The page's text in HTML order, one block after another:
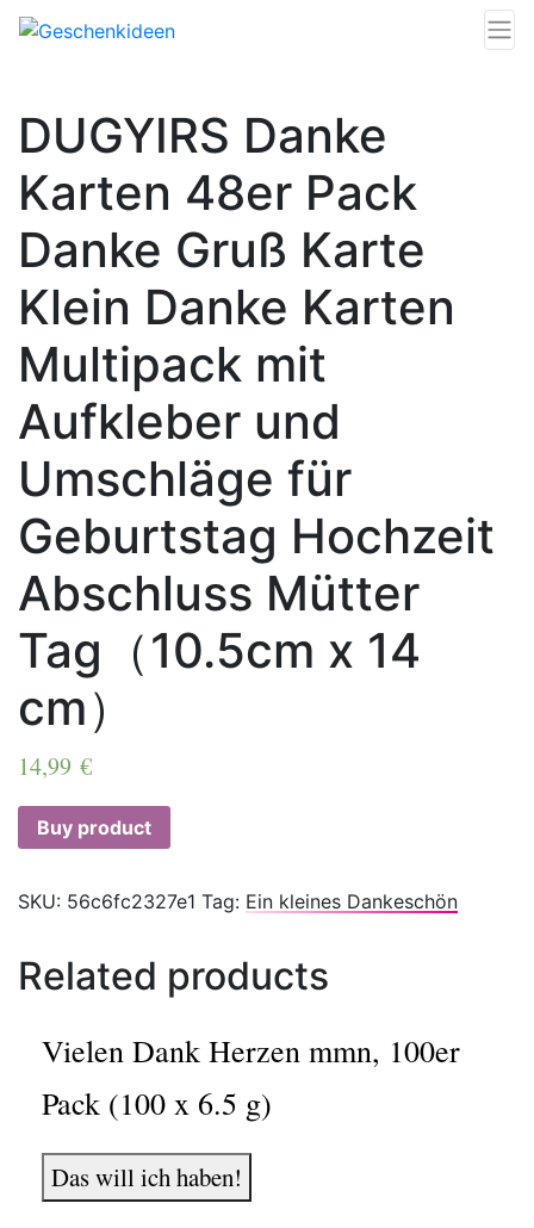
DUGYIRS Danke
Karten 48er Pack
Danke Gruß Karte
Klein Danke Karten
Multipack mit
Aufkleber und
Umschläge für
Geburtstag Hochzeit
Abschluss Mütter
Tag（10.5cm x 14
cm）
14,99 €
Buy product
SKU: 56c6fc2327e1 Tag: Ein kleines Dankeschön
Related products
Vielen Dank Herzen mmn, 100er
Pack (100 x 6.5 g)
Das will ich haben!